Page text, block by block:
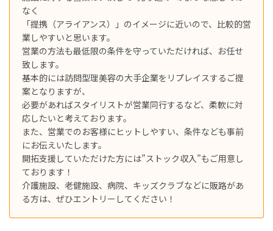
なく
「提携（アライアンス）」のイメージに近いので、比較的営
業しやすいと思います。
営業の方法も最低限の条件を守っていただければ、お任せ
致します。
基本的には訪問型理美容の大手企業をリプレイスするご提
案となりますが、
必要があればスタイリストが営業同行するなど、柔軟に対
応したいと考えております。
また、営業でのお客様にヒットしやすい、条件なども事前
にお伝えいたします。
開拓支援していただけた方には”ストック収入”もご用意し
ております！
介護施設、老健施設、病院、キッズクラブなどに販路があ
る方は、ぜひエントリーしてください！